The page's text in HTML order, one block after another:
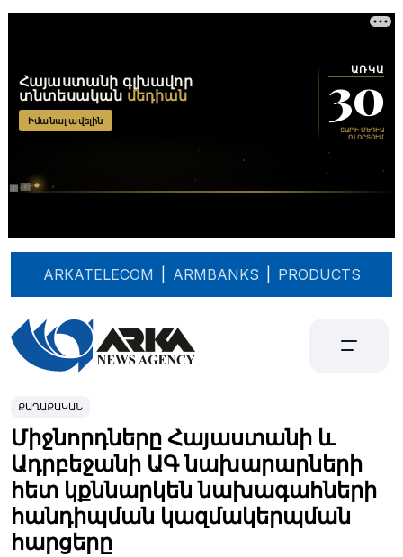
ARKATELECOM ARMBANKS PRODUCTS
ՔԱՂԱՔԱԿԱՆ
Միջնորդները Հայաստանի և
Ադրբեջանի ԱԳ նախարարների
հետ կքննարկեն նախագահների
հանդիպման կազմակերպման
հարցերը